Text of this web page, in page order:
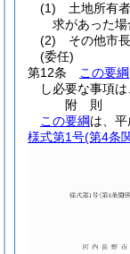
(1)
土地所有
求があった場
(2)
その他市
(委任)
第12条
この要綱
し必要な事項は
附 則
この要綱は、平
様式第1号(第4条